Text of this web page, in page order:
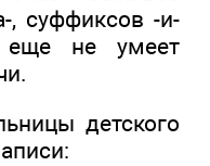
, суффиксов -и-
не умеет
детского